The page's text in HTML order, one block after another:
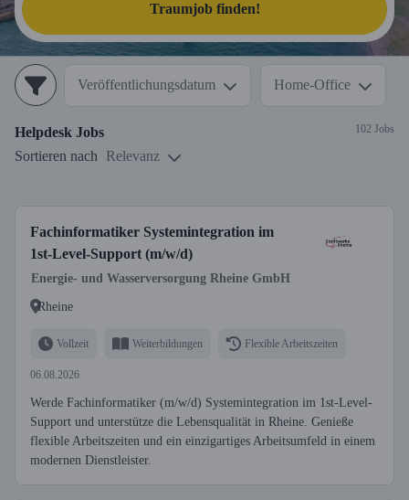
Traumjob finden!
Veröffentlichungsdatum Home-Office
Helpdesk Jobs 102 Jobs
Sortieren nach Relevanz
Fachinformatiker Systemintegration im
1st-Level-Support (m/w/d)
Energie- und Wasserversorgung Rheine GmbH
Rheine
Vollzeit Weiterbildungen Flexible Arbeitszeiten
06.08.2026
Werde Fachinformatiker (m/w/d) Systemintegration im 1st-Level-
Support und unterstütze die Lebensqualität in Rheine. Genieße
flexible Arbeitszeiten und ein einzigartiges Arbeitsumfeld in einem
modernen Dienstleister.